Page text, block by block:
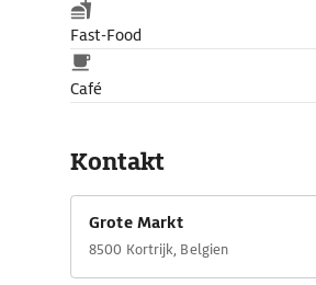
Fast-Food
Café
Kontakt
Grote Markt
8500 Kortrijk, Belgien